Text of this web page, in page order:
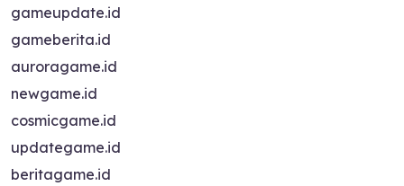
gameupdate.id
gameberita.id
auroragame.id
newgame.id
cosmicgame.id
updategame.id
beritagame.id